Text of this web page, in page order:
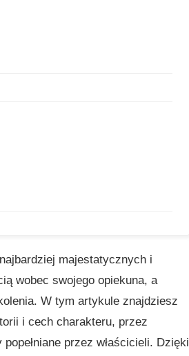
majestatycznych i
wobec swojego opiekuna, a
W tym artykule znajdziesz
i cech charakteru, przez
przez właścicieli. Dzięki